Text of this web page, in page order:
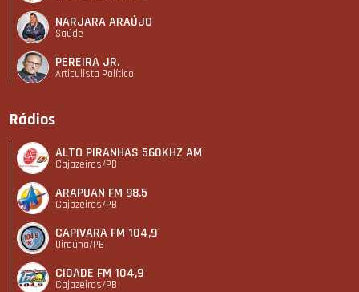
NARJARA ARAÚJO
Saúde
PEREIRA JR.
Articulista Polí­tico
Rádios
ALTO PIRANHAS 560KHZ AM
Cajazeiras/PB
ARAPUAN FM 98.5
Cajazeiras/PB
CAPIVARA FM 104,9
Uiraúna/PB
CIDADE FM 104,9
Cajazeiras/PB